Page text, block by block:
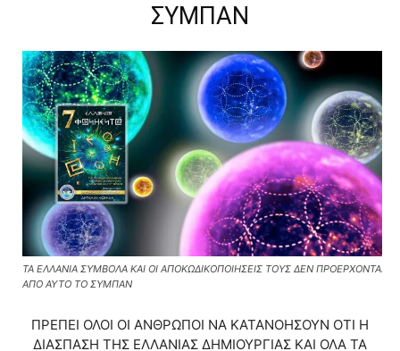
ΣΥΜΠΑΝ
ΤΑ ΕΛΛΑΝΙΑ ΣΥΜΒΟΛΑ ΚΑΙ ΟΙ ΑΠΟΚΩΔΙΚΟΠΟΙΗΣΕΙΣ ΤΟΥΣ ΔΕΝ ΠΡΟΕΡΧΟΝΤΑΙ
ΑΠΟ ΑΥΤΟ ΤΟ ΣΥΜΠΑΝ
ΠΡΕΠΕΙ ΟΛΟΙ ΟΙ ΑΝΘΡΩΠΟΙ ΝΑ ΚΑΤΑΝΟΗΣΟΥΝ ΟΤΙ Η
ΔΙΑΣΠΑΣΗ ΤΗΣ ΕΛΛΑΝΙΑΣ ΔΗΜΙΟΥΡΓΙΑΣ ΚΑΙ ΟΛΑ ΤΑ